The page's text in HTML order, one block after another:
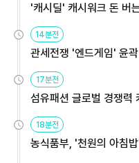
'캐시딜' 캐시워크 돈 버
14분전
관세전쟁 '엔드게임' 윤
17분전
섬유패션 글로벌 경쟁
18분전
농식품부, '천원의 아침